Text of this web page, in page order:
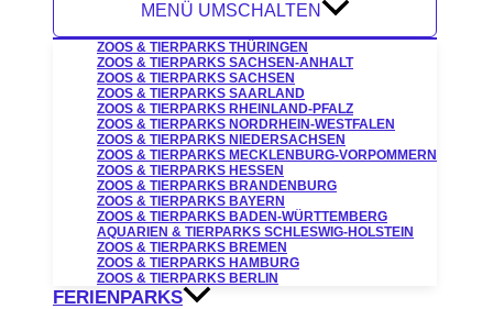
MENÜ UMSCHALTEN
ZOOS & TIERPARKS THÜRINGEN
ZOOS & TIERPARKS SACHSEN-ANHALT
ZOOS & TIERPARKS SACHSEN
ZOOS & TIERPARKS SAARLAND
ZOOS & TIERPARKS RHEINLAND-PFALZ
ZOOS & TIERPARKS NORDRHEIN-WESTFALEN
ZOOS & TIERPARKS NIEDERSACHSEN
ZOOS & TIERPARKS MECKLENBURG-VORPOMMERN
ZOOS & TIERPARKS HESSEN
ZOOS & TIERPARKS BRANDENBURG
ZOOS & TIERPARKS BAYERN
ZOOS & TIERPARKS BADEN-WÜRTTEMBERG
AQUARIEN & TIERPARKS SCHLESWIG-HOLSTEIN
ZOOS & TIERPARKS BREMEN
ZOOS & TIERPARKS HAMBURG
ZOOS & TIERPARKS BERLIN
FERIENPARKS